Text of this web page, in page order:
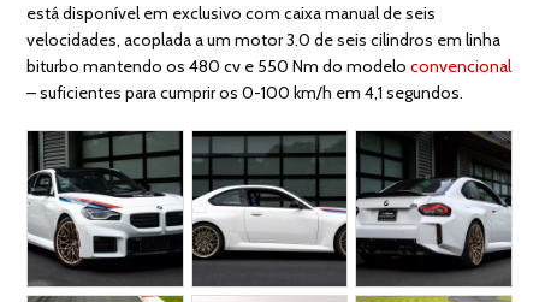
está disponível em exclusivo com caixa manual de seis
velocidades, acoplada a um motor 3.0 de seis cilindros em linha
biturbo mantendo os 480 cv e 550 Nm do modeloconvencional
– suficientes para cumprir os 0-100 km/h em 4,1 segundos.